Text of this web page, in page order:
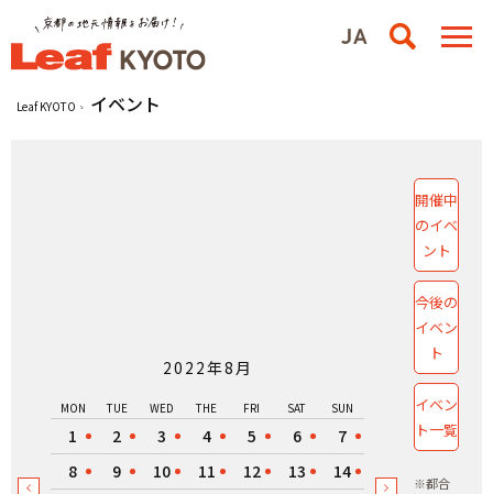
Leaf KYOTO イベント
2022年8月
MON TUE WED THE FRI SAT SUN
1 2 3 4 5 6
7
8
9 10 11 12 13
14
開催中
のイベ
ント
今後の
イベン
ト
イベン
ト一覧
※都合